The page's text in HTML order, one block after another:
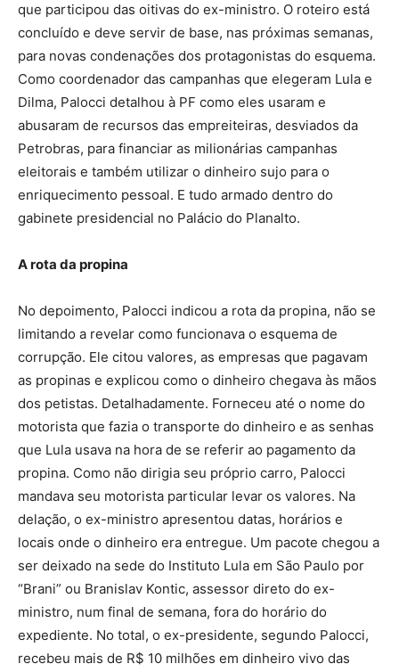
que participou das oitivas do ex-ministro. O roteiro está
concluído e deve servir de base, nas próximas semanas,
para novas condenações dos protagonistas do esquema.
Como coordenador das campanhas que elegeram Lula e
Dilma, Palocci detalhou à PF como eles usaram e
abusaram de recursos das empreiteiras, desviados da
Petrobras, para financiar as milionárias campanhas
eleitorais e também utilizar o dinheiro sujo para o
enriquecimento pessoal. E tudo armado dentro do
gabinete presidencial no Palácio do Planalto.
A rota da propina
No depoimento, Palocci indicou a rota da propina, não se
limitando a revelar como funcionava o esquema de
corrupção. Ele citou valores, as empresas que pagavam
as propinas e explicou como o dinheiro chegava às mãos
dos petistas. Detalhadamente. Forneceu até o nome do
motorista que fazia o transporte do dinheiro e as senhas
que Lula usava na hora de se referir ao pagamento da
propina. Como não dirigia seu próprio carro, Palocci
mandava seu motorista particular levar os valores. Na
delação, o ex-ministro apresentou datas, horários e
locais onde o dinheiro era entregue. Um pacote chegou a
ser deixado na sede do Instituto Lula em São Paulo por
“Brani” ou Branislav Kontic, assessor direto do ex-
ministro, num final de semana, fora do horário do
expediente. No total, o ex-presidente, segundo Palocci,
recebeu mais de R$ 10 milhões em dinheiro vivo das